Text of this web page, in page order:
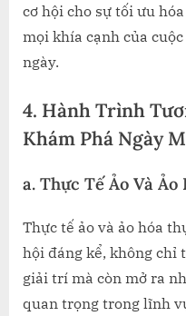
cơ hội cho sự tối ưu
mọi khía cạnh của
ngày.
4. Hành Trình
Khám Phá Ngày
a. Thực Tế Ảo Và Ảo
Thực tế ảo và ảo hóa
hội đáng kể, không chỉ
giải trí mà còn mở ra
quan trọng trong lĩnh